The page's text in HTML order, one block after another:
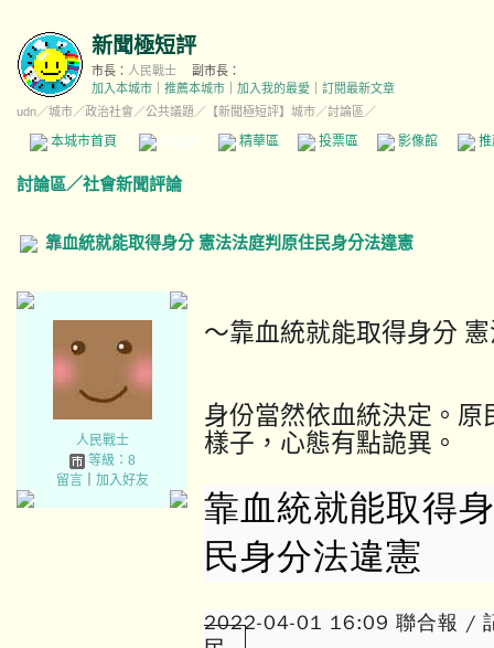
新聞極短評
市長： 人民戰士
副市長：
加入本城市
推薦本城市 加入我的最愛
訂閱最新文章
udn／城市／政治社會 ／公共議題 ／ 【新聞極短評】城市／討論區／
本城市首頁 精華區 投票區 影像館
討論區／社會新聞評論
靠血統就能取得身分 憲法法庭判原住民身分法違憲
人民戰士
等級：8
留言｜ 加入好友
～靠血統就能取得身分
身份當然依血統決定。
樣子，心態有點詭異。
靠血統就能取得
民身分法違憲
2022-04-01 16:09 聯合報 /